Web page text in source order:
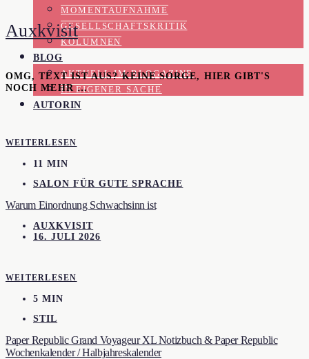
MOMENTAUFNAHME
GESELLSCHAFTSKRITIK
KOLUMNEN
BLOG
AKTUELL IM BLOGAZINE
IN EIGENER SACHE
AUTORIN
Auxkvisit
OMG, TEXT IST AUS? KEINE SORGE, HIER GIBT'S
NOCH MEHR …
WEITERLESEN
11 MIN
SALON FÜR GUTE SPRACHE
Warum Einordnung Schwachsinn ist
AUXKVISIT
16. JULI 2026
WEITERLESEN
5 MIN
STIL
Paper Republic Grand Voyageur XL Notizbuch & Paper Republic
Wochenkalender / Halbjahreskalender